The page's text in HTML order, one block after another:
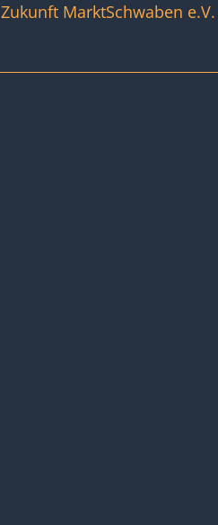
Zukunft MarktSchwaben e.V.